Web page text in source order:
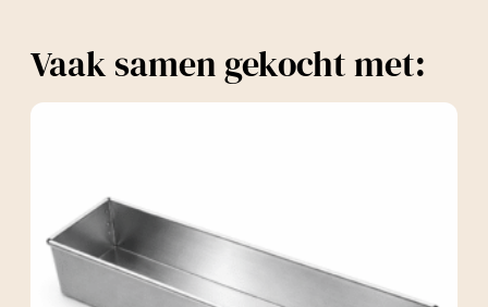
Vaak samen gekocht met: